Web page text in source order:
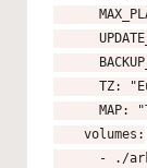
TZ:
MAP:
    volumes:
- ./